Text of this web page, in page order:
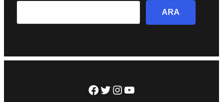
ARA
Facebook
Twitter
Instagram
YouTube